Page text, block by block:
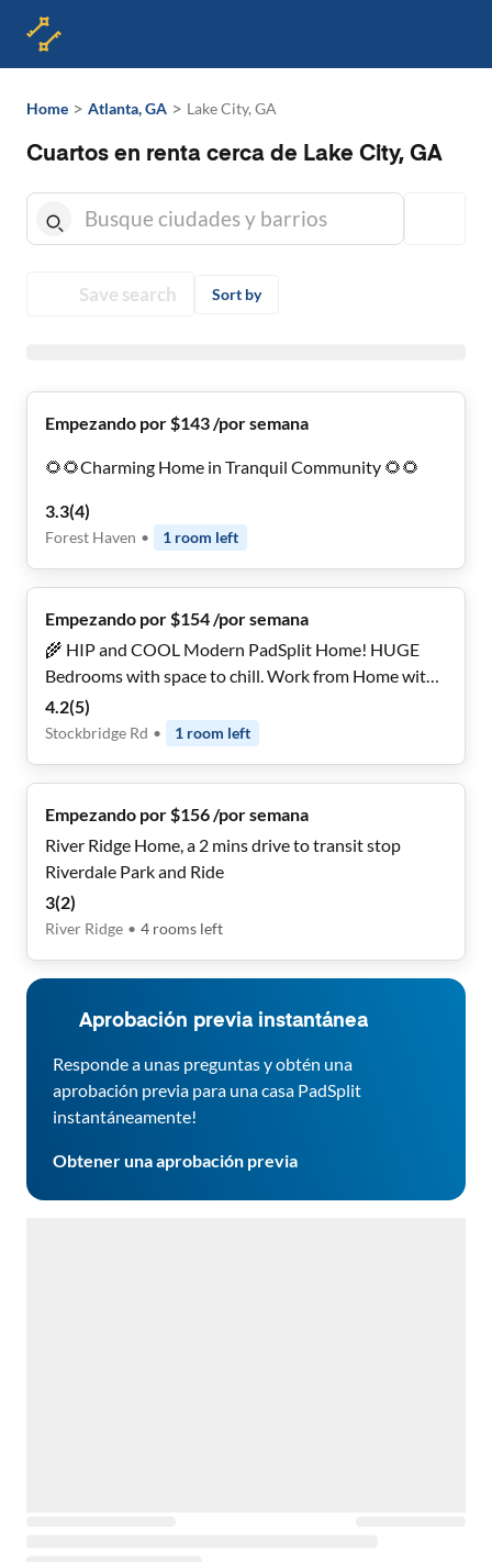
Home > Atlanta, GA > Lake City, GA
Cuartos en renta cerca de Lake City, GA
Save search Sort by
Empezando por $143 /por semana
🌻🌻Charming Home in Tranquil Community 🌻🌻
3.3(4)
Forest Haven • 1 room left
Empezando por $154 /por semana
🌾 HIP and COOL Modern PadSplit Home! HUGE
Bedrooms with space to chill. Work from Home with
FAST WiFi! Don't Miss Out! BRAND NEW
4.2(5)
Stockbridge Rd • 1 room left
Empezando por $156 /por semana
River Ridge Home, a 2 mins drive to transit stop
Riverdale Park and Ride
3(2)
River Ridge • 4 rooms left
Aprobación previa instantánea
Responde a unas preguntas y obtén una
aprobación previa para una casa PadSplit
instantáneamente!
Obtener una aprobación previa